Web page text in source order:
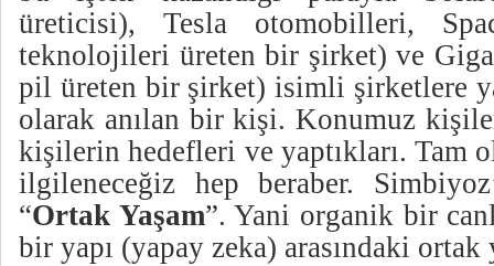
üreticisi), Tesla otomobilleri,
teknolojileri üreten bir şirket) ve
pil üreten bir şirket) isimli şirketlere
olarak anılan bir kişi. Konumuz
kişilerin hedefleri ve yaptıkları. Tam
ilgileneceğiz hep beraber.
“Ortak Yaşam”. Yani organik bir
bir yapı (yapay zeka) arasındaki ortak